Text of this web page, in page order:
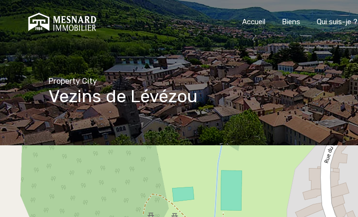
Accueil Biens Qui suis-je ?
Property City
Vezins de Lévézou